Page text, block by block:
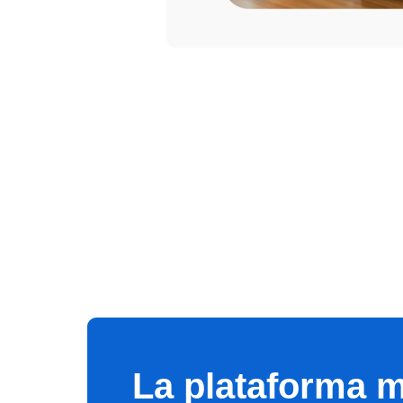
La plataforma